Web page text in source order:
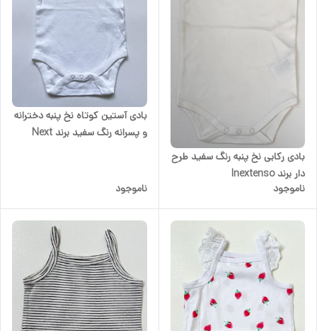
بادی رکابی نخ پنبه رنگ سفید طرح
دار برند Inextenso
ناموجود
بادی آستین کوتاه نخ پنبه دخترانه
و پسرانه رنگ سفید برند Next
ناموجود